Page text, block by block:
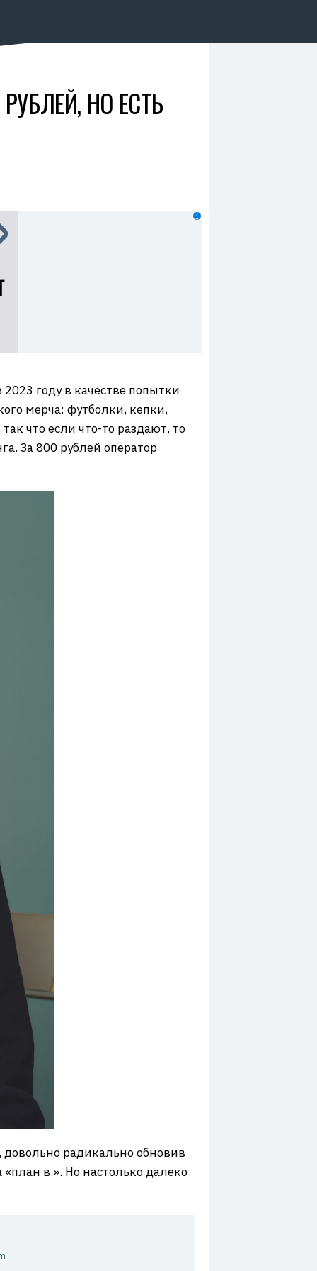
НО ЕСТЬ
году в качестве попытки
мерча: футболки, кепки,
что если что-то раздают, то
За 800 рублей оператор
довольно радикально обновив
в.». Но настолько далеко